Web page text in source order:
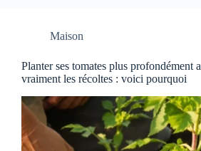
Maison
Planter ses tomates plus profondément
vraiment les récoltes : voici pourquoi